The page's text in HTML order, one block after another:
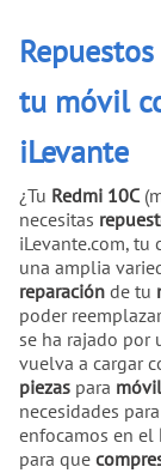
tu móvil
iLevante
¿Tu Redmi 10C
necesitas
iLevante.com, tu
una amplia
reparación de tu
poder
se ha rajado por
vuelva a cargar
piezas para
necesidades para
enfocamos en el
para que